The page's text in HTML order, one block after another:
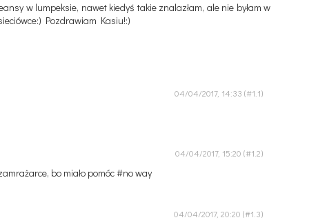
w lumpeksie, nawet kiedyś takie znalazłam, ale nie byłam w
Pozdrawiam Kasiu!:)
04/04/2017, 14:33
04/04/2017, 15:20
bo miało pomóc #no way
04/04/2017, 20:20